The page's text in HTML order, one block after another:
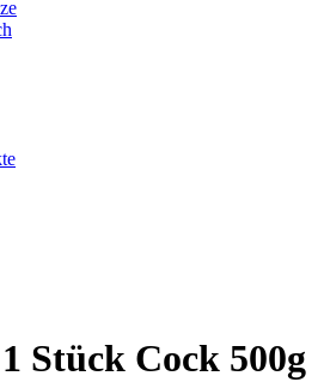
Stück Cock 500g